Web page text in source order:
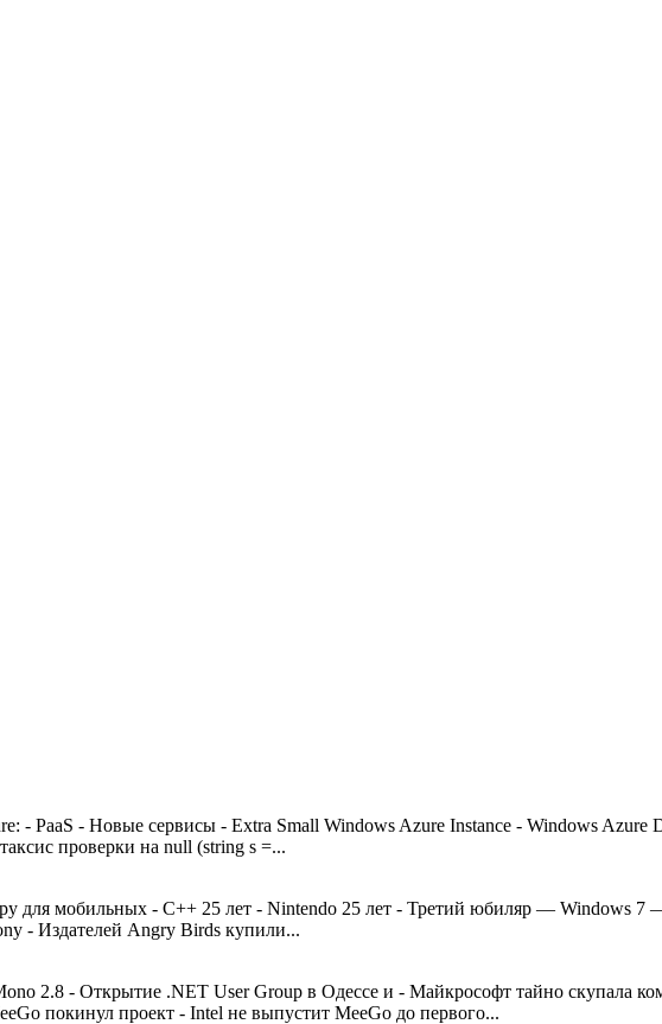
- PaaS - Новые сервисы - Extra Small Windows Azure Instance - Windows Azure
проверки на null (string s =...
для мобильных - С++ 25 лет - Nintendo 25 лет - Третий юбиляр — Windows 7
- Издателей Angry Birds купили...
2.8 - Открытие .NET User Group в Одессе и - Майкрософт тайно скупала
покинул проект - Intel не выпустит MeeGo до первого...